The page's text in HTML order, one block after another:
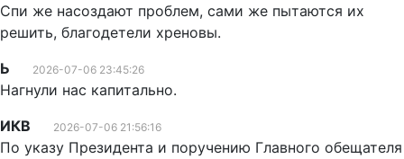
Спи же насоздают проблем, сами же пытаются их
решить, благодетели хреновы.
Ь
2026-07-06 23:45:26
Нагнули нас капитально.
ИКВ
2026-07-06 21:56:16
По указу Президента и поручению Главного обещателя